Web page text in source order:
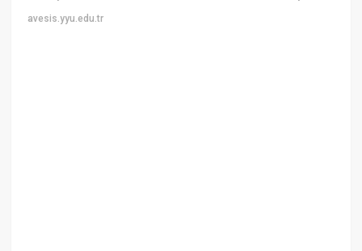
avesis.yyu.edu.tr